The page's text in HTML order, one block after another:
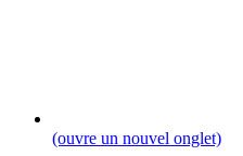
(ouvre un nouvel onglet)